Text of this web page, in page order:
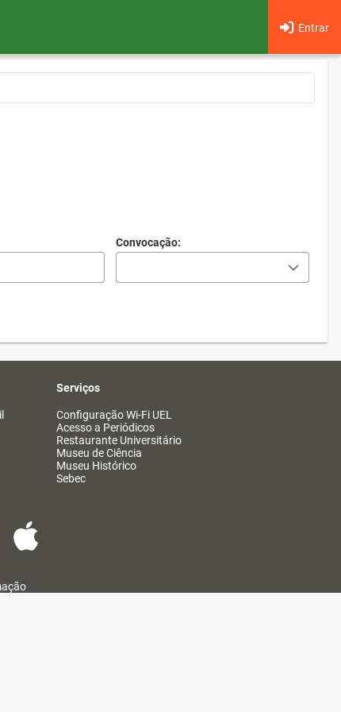
Entrar
Convocação:
Serviços
Configuração Wi-Fi UEL
Acesso a Periódicos
Restaurante Universitário
Museu de Ciência
Museu Histórico
Sebec